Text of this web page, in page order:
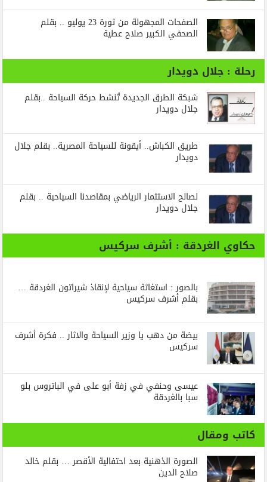
الصفحات المجهولة من ثورة 23 يوليو .. بقلم
الصحفي الكبير صلاح عطية
رحلة : جلال دويدار
شبكة الطرق الجديدة تُنشط حركة السياحة ..بقلم
جلال دويدار
طريق الكباش.. أيقونة للسياحة المصرية.. بقلم جلال
دويدار
لصالح الاستثمار الرياضي بمقاصدنا السياحية .. بقلم
جلال دويدار
حكاوي الغردقة : أشرف سركيس
بالصور : استغاثة سياحية لإنقاذ شيراتون الغردقة …
بقلم أشرف سركيس
بيضة من دهب يا وزير السياحة والاثار .. فكرة أشرف
سركيس
عيسى وحنفي في زفة أبو على في الباتروس بلو
سبا بالغردقة
كاتب ومقال
الصورة الذهنية بعد احتفالية الأقصر … بقلم خالد
صلاح الدين